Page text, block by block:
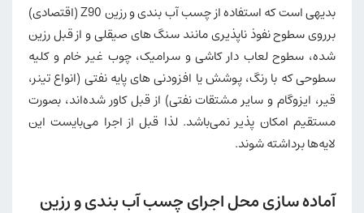
بدیهی است که استفاده از چسب آب بندی و رزین Z90 (اقتصادی)
برروی سطوح نفوذ ناپذیری مانند سنگ های صیقلی و از قبل رزین
شده، سطوح لعاب دار کاشی و سرامیک، چوب غیر خام و کلیه
سطوحی که با رنگ، پوشش یا افزودنی های پایه نفتی (انواع تینر،
قیر، ایزوگام و سایر مشتقات نفتی) از قبل کاور شده‌اند، بصورت
مستقیم امکان پذیر نمی‌باشد. لذا قبل از اجرا می‌بایست این
لایه‌ها برداشته شوند.
آماده سازی محل اجرای چسب آب بندی و رزین